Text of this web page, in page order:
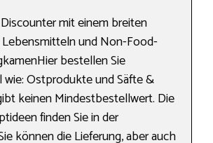
mit einem breiten
und Non-Food-
bestellen Sie
Ostprodukte und Säfte &
keinen Mindestbestellwert. Die
finden Sie in der
können die Lieferung, aber auch